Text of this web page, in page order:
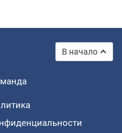
В начало